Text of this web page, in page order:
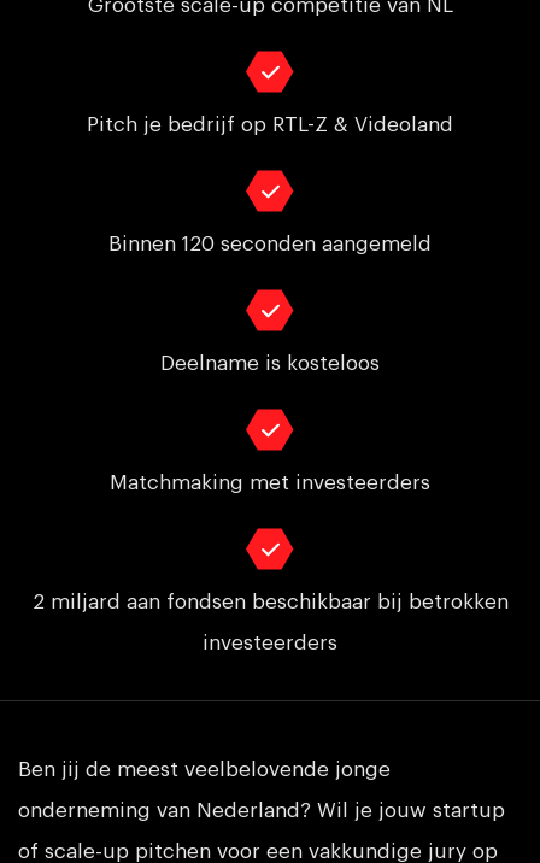
Grootste scale-up competitie van NL
Pitch je bedrijf op RTL-Z & Videoland
Binnen 120 seconden aangemeld
Deelname is kosteloos
Matchmaking met investeerders
2 miljard aan fondsen beschikbaar bij betrokken
investeerders
Ben jij de meest veelbelovende jonge
onderneming van Nederland? Wil je jouw startup
of scale-up pitchen voor een vakkundige jury op